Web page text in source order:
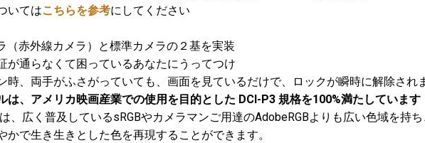
いてはこちらを参考にしてください
（赤外線カメラ）と標準カメラの２基を実装
が通らなくて困っているあなたにうってつけ
時、両手がふさがっていても、画面を見ているだけで、ロックが瞬時に解除され
は、アメリカ映画産業での使用を目的とした DCI-P3 規格を100%満たしています
は、広く普及しているsRGBやカメラマンご用達のAdobeRGBよりも広い色域を持
で生き生きとした色を再現することができます。